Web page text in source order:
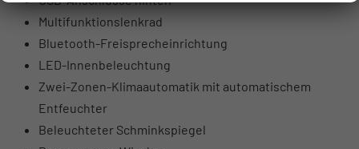
Multifunktionslenkrad
Bluetooth-Freisprecheinrichtung
LED-Innenbeleuchtung
Zwei-Zonen-Klimaautomatik mit automatischem
Entfeuchter
Beleuchteter Schminkspiegel